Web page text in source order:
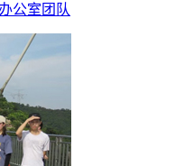
公室团队